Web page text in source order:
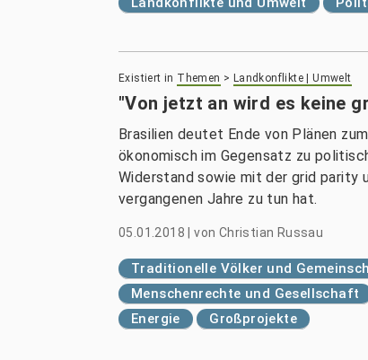
Existiert in Themen > Landkonflikte | Umwelt
"Von jetzt an wird es keine
Brasilien deutet Ende von Plänen
ökonomisch im Gegensatz zu
Widerstand sowie mit der grid parity
vergangenen Jahre zu tun hat.
05.01.2018 |von Christian Russau
Traditionelle Völker und
Menschenrechte und Gesellschaft
Energie
Großprojekte